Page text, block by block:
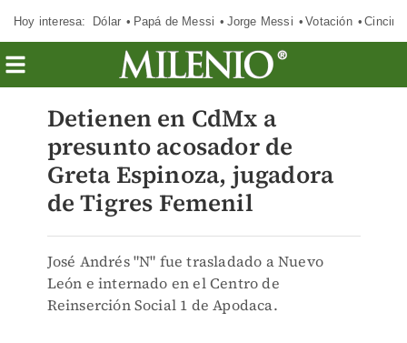
Hoy interesa: Dólar Papá de Messi Jorge Messi Votación
Detienen en CdMx a
presunto acosador de
Greta Espinoza, jugadora
de Tigres Femenil
José Andrés "N" fue trasladado a Nuevo
León e internado en el Centro de
Reinserción Social 1 de Apodaca.